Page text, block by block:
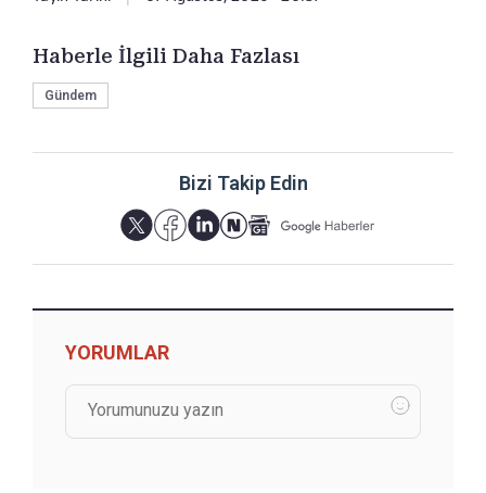
Haberle İlgili Daha Fazlası
Gündem
Bizi Takip Edin
YORUMLAR